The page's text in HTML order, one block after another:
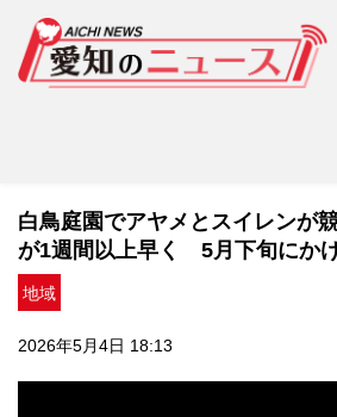
白鳥庭園でアヤメとスイレンが
が1週間以上早く 5月下旬にか
地域
2026年5月4日 18:13